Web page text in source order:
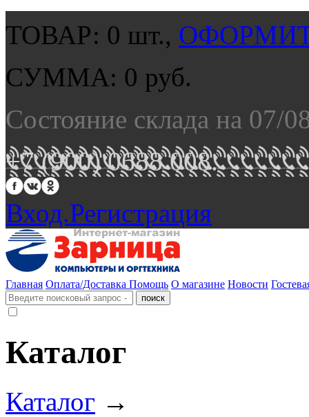
ТОВАР: 0 шт.,
СУММА: 0 руб.
Состояние склада на 07/
+7 (900) 0688 008.
Вход.Регистрация
Главная Оплата/Доставка Помощь О магазине Новости
Каталог
Каталог →